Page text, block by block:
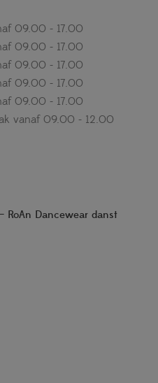
09.00 - 17.00
09.00 - 17.00
09.00 - 17.00
09.00 - 17.00
09.00 - 17.00
vanaf 09.00 - 12.00
RoAn Dancewear danst